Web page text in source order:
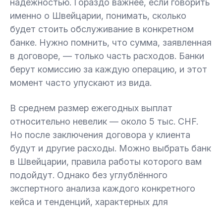
надёжностью. Гораздо важнее, если говорить
именно о Швейцарии, понимать, сколько
будет стоить обслуживание в конкретном
банке. Нужно помнить, что сумма, заявленная
в договоре, — только часть расходов. Банки
берут комиссию за каждую операцию, и этот
момент часто упускают из вида.
В среднем размер ежегодных выплат
относительно невелик — около 5 тыс. CHF.
Но после заключения договора у клиента
будут и другие расходы. Можно выбрать банк
в Швейцарии, правила работы которого вам
подойдут. Однако без углублённого
экспертного анализа каждого конкретного
кейса и тенденций, характерных для